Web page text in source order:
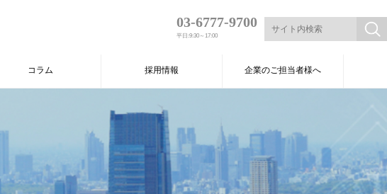
03-6777-9700
平日:9:30～17:00
コラム 採用情報 企業のご担当者様へ